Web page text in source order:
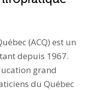
(ACQ) est un
depuis 1967.
grand
du Québec